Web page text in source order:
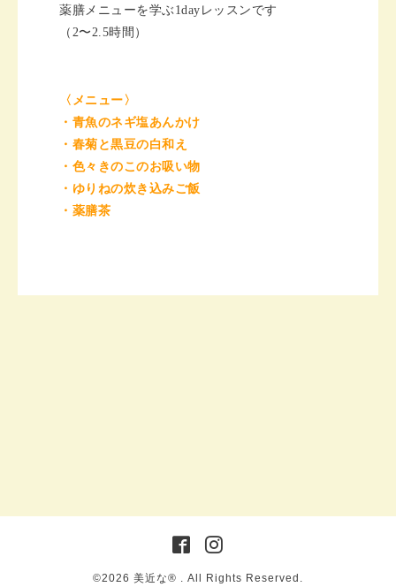
薬膳メニューを学ぶ1day レッスンです
（ 2〜2.5時間）
〈メニュー〉
・青魚のネギ塩あんかけ
・春菊と黒豆の白和え
・色々きのこのお吸い物
・ゆりねの炊き込みご飯
・薬膳茶
©2026 美近な®︎ . All Rights Reserved.